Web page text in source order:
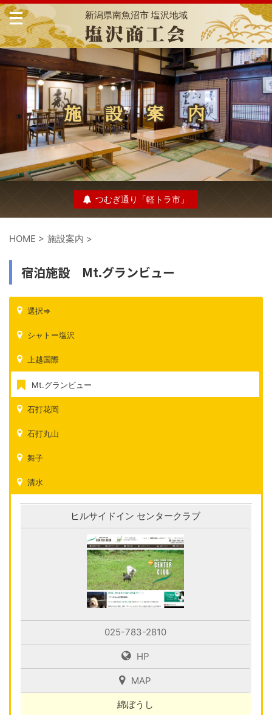
新潟県南魚沼市 塩沢地域
施 設 案 内
つむぎ通り「軽トラ市」
HOME > 施設案内 >
宿泊施設 Mt.グランビュー
選択⇒
シャトー塩沢
上越国際
Mt.グランビュー
石打花岡
石打丸山
舞子
清水
ヒルサイドイン センタークラブ
025-783-2810
HP
MAP
綿ぼうし